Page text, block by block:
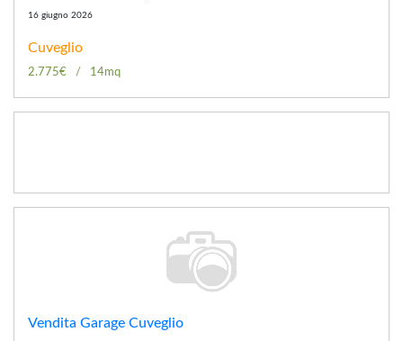
16 giugno 2026
Cuveglio
2.775€ 14mq
Vendita Garage Cuveglio